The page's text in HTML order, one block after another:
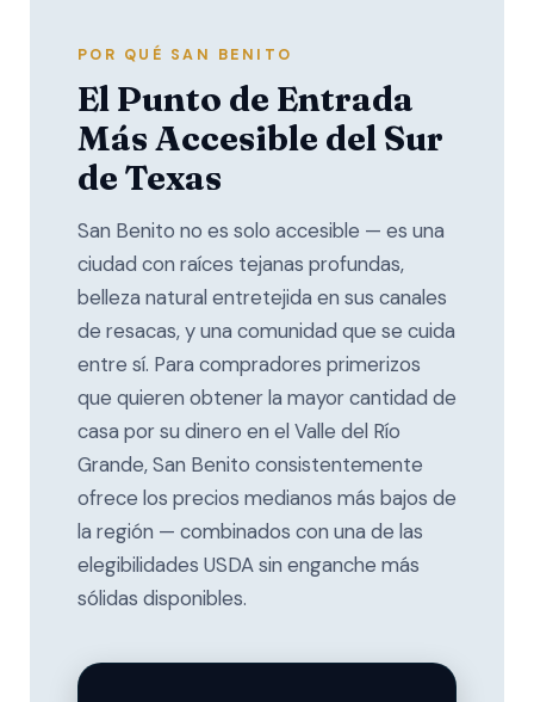
POR QUÉ SAN BENITO
El Punto de Entrada
Más Accesible del Sur
de Texas
San Benito no es solo accesible — es una
ciudad con raíces tejanas profundas,
belleza natural entretejida en sus canales
de resacas, y una comunidad que se cuida
entre sí. Para compradores primerizos
que quieren obtener la mayor cantidad de
casa por su dinero en el Valle del Río
Grande, San Benito consistentemente
ofrece los precios medianos más bajos de
la región — combinados con una de las
elegibilidades USDA sin enganche más
sólidas disponibles.